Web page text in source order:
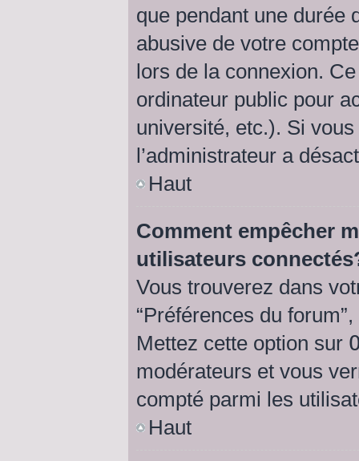
que pendant une durée
abusive de votre
lors de la connexion.
ordinateur public pour
université, etc.). Si
l’administrateur a
Haut
Comment empêcher
utilisateurs
Vous trouverez dans
“Préférences du
Mettez cette option sur
modérateurs et vous
compté parmi les
Haut